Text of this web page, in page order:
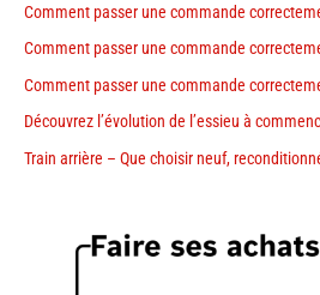
Comment passer une commande
Comment passer une commande
Comment passer une commande
Découvrez l’évolution de l’essieu à
Train arrière – Que choisir neuf,